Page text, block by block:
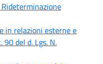
in relazioni esterne e
del d. Lgs. N.